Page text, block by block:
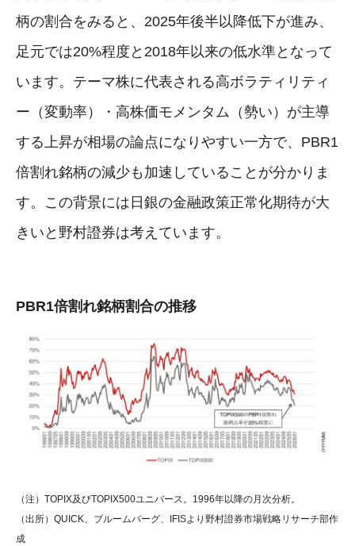
柄の割合をみると、2025年後半以降低下が進み、
足元では20%程度と2018年以来の低水準となって
います。テーマ株に代表される高ボラティリティ
ー（変動率）・高株価モメンタム（勢い）が主導
する上昇が相場の論点になりやすい一方で、PBR1
倍割れ銘柄の減少も加速していることが分かりま
す。この背景には日銀の金融政策正常化期待が大
きいと野村證券は考えています。
PBR1倍割れ銘柄割合の推移
（注）TOPIX及びTOPIX500ユニバース。1996年以降の月次分析。
（出所）QUICK、ブルームバーグ、IFISより野村證券市場戦略リサーチ部作
成